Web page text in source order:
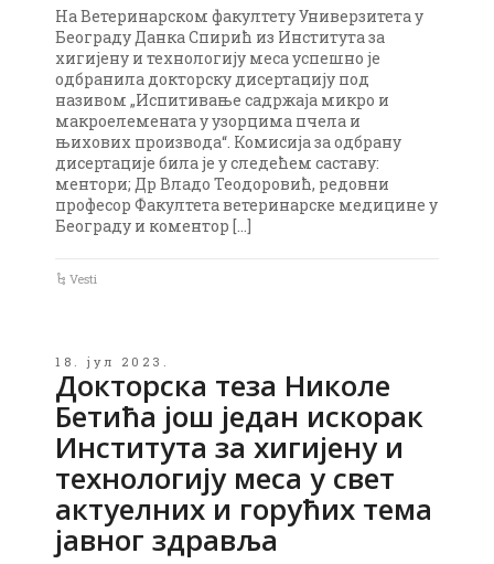
На Ветеринарском факултету Универзитета у
Београду Данка Спирић из Института за
хигијену и технологију меса успешно је
одбранила докторску дисертацију под
називом „Испитивање садржаја микро и
макроелемената у узорцима пчела и
њихових производа“. Комисија за одбрану
дисертације била је у следећем саставу:
ментори; Др Владо Теодоровић, редовни
професор Факултета ветеринарске медицине у
Београду и коментор […]
Vesti
18. јул 2023.
Докторска теза Николе
Бетића још један искорак
Института за хигијену и
технологију меса у свет
актуелних и горућих тема
јавног здравља